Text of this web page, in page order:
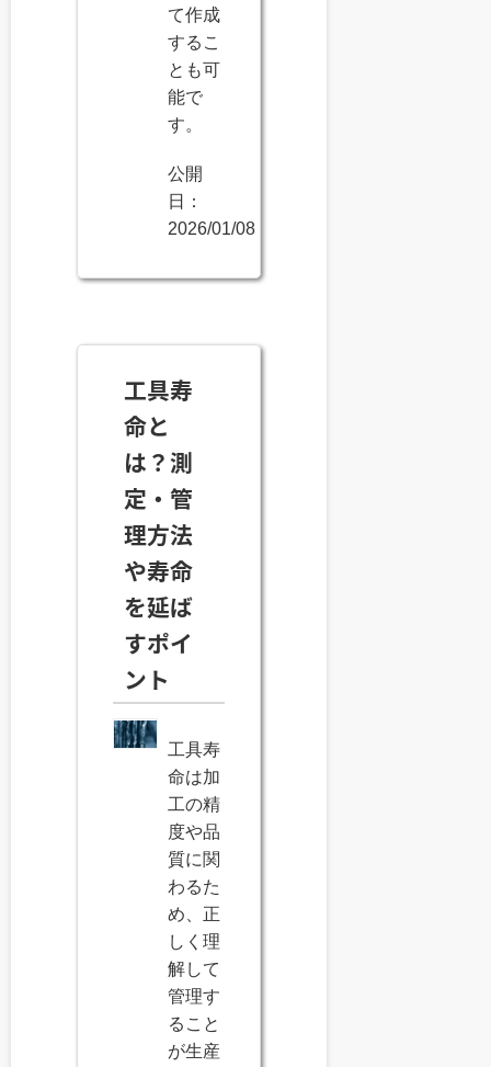
て作成
するこ
とも可
能で
す。
公開
日：
2026/01/08
工具寿
命と
は？測
定・管
理方法
や寿命
を延ば
すポイ
ント
工具寿
命は加
工の精
度や品
質に関
わるた
め、正
しく理
解して
管理す
ること
が生産